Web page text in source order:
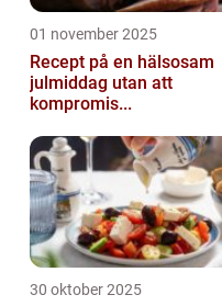
01 november 2025
Recept på en hälsosam
julmiddag utan att
kompromis...
30 oktober 2025